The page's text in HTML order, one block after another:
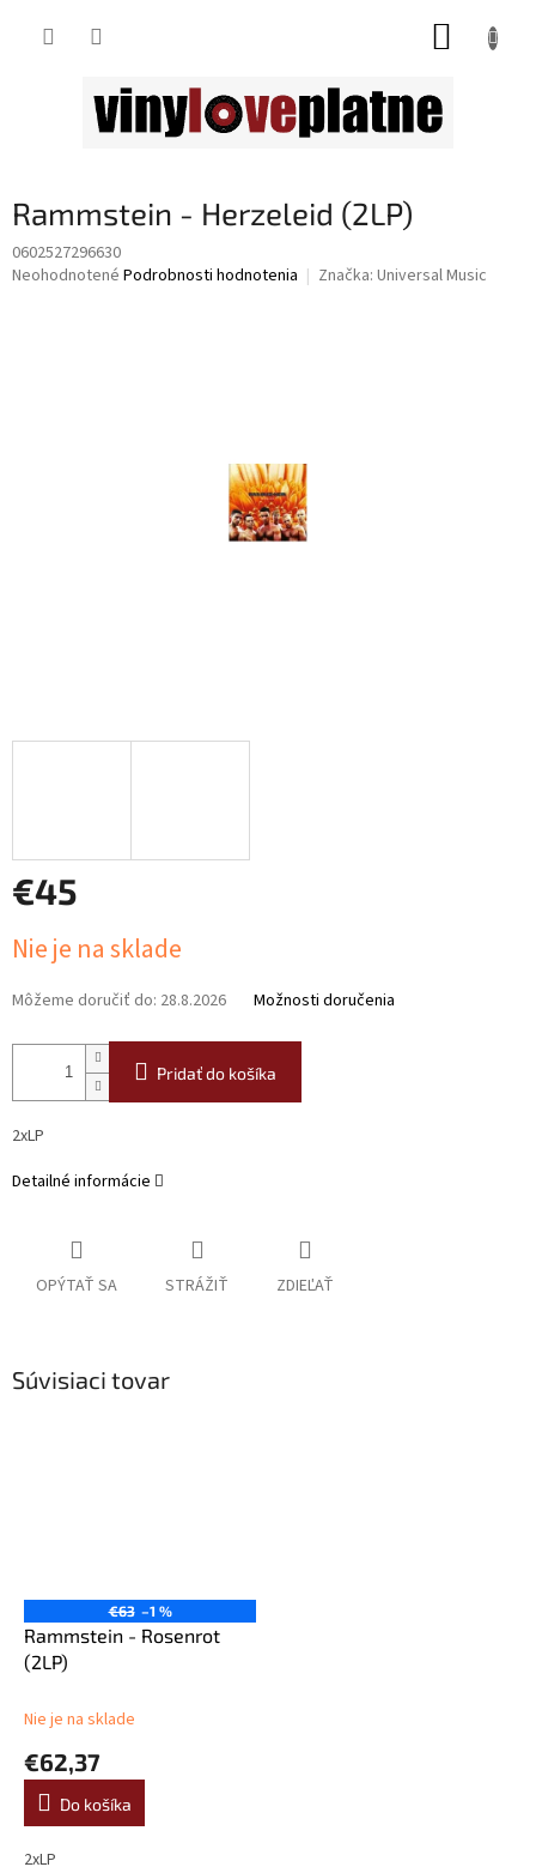
Rammstein - Herzeleid (2LP)
0602527296630
Priemerné
Neohodnotené Podrobnosti hodnotenia Značka: Universal Music
€45
cena:
Nie je na sklade
Môžeme doručiť do: 28.8.2026 Možnosti doručenia
Pridať do košíka
2xLP
Detailné informácie
OPÝTAŤ SA STRÁŽIŤ ZDIEĽAŤ
Súvisiaci tovar
€63 –1 %
Rammstein - Rosenrot
(2LP)
Nie je na sklade
€62,37
Do košíka
2xLP